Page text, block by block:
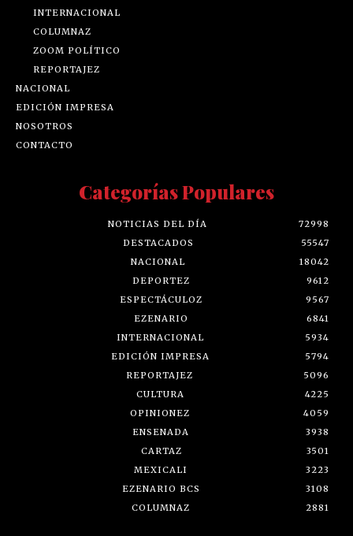
INTERNACIONAL
COLUMNAZ
ZOOM POLÍTICO
REPORTAJEZ
NACIONAL
EDICIÓN IMPRESA
NOSOTROS
CONTACTO
Categorías Populares
NOTICIAS DEL DÍA
72998
DESTACADOS
55547
NACIONAL
18042
DEPORTEZ
9612
ESPECTÁCULOZ
9567
EZENARIO
6841
INTERNACIONAL
5934
EDICIÓN IMPRESA
5794
REPORTAJEZ
5096
CULTURA
4225
OPINIONEZ
4059
ENSENADA
3938
CARTAZ
3501
MEXICALI
3223
EZENARIO BCS
3108
COLUMNAZ
2881